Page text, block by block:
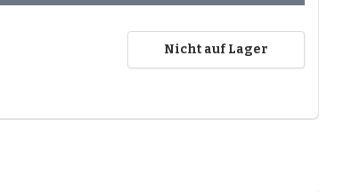
Nicht auf Lager